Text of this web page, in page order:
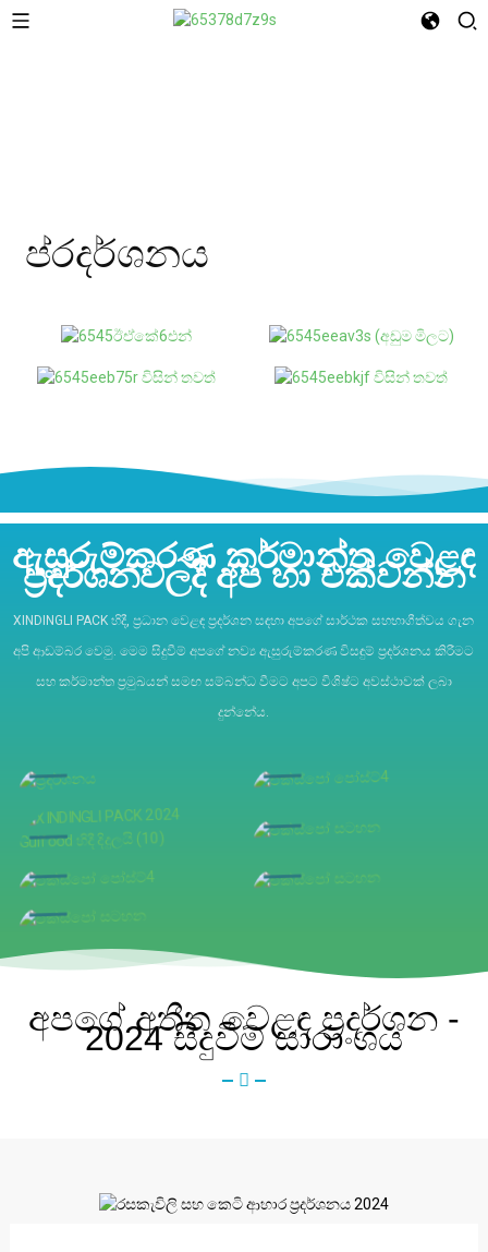
ප්රදර්ශනය
ඇසුරුම්කරණ කර්මාන්ත වෙළඳ
ප්‍රදර්ශනවලදී අප හා එක්වන්න
XINDINGLI PACK හිදී, ප්‍රධාන වෙළඳ ප්‍රදර්ශන සඳහා අපගේ සාර්ථක සහභාගීත්වය ගැන
අපි ආඩම්බර වෙමු. මෙම සිදුවීම් අපගේ නව්‍ය ඇසුරුම්කරණ විසඳුම් ප්‍රදර්ශනය කිරීමට
සහ කර්මාන්ත ප්‍රමුඛයන් සමඟ සම්බන්ධ වීමට අපට විශිෂ්ට අවස්ථාවක් ලබා
දුන්නේය.
අපගේ අතීත වෙළඳ ප්‍රදර්ශන -
2024 සිදුවීම් සාරාංශය